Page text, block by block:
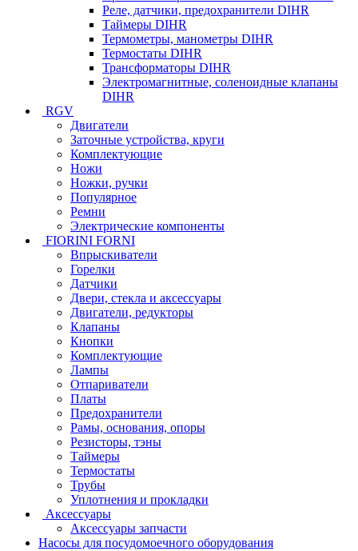
Реле, датчики, предохранители DIHR
Таймеры DIHR
Термометры, манометры DIHR
Термостаты DIHR
Трансформаторы DIHR
Электромагнитные, соленоидные клапаны
DIHR
RGV
Двигатели
Заточные устройства, круги
Комплектующие
Ножи
Ножки, ручки
Популярное
Ремни
Электрические компоненты
FIORINI FORNI
Впрыскиватели
Горелки
Датчики
Двери, стекла и аксессуары
Двигатели, редукторы
Клапаны
Кнопки
Комплектующие
Лампы
Отпариватели
Платы
Предохранители
Рамы, основания, опоры
Резисторы, тэны
Таймеры
Термостаты
Трубы
Уплотнения и прокладки
Аксессуары
Аксессуары запчасти
Насосы для посудомоечного оборудования